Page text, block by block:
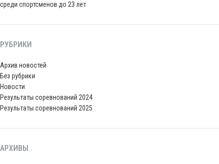
среди спортсменов до 23 лет
РУБРИКИ
Архив новостей
Без рубрики
Новости
Результаты соревнований 2024
Результаты соревнований 2025
АРХИВЫ